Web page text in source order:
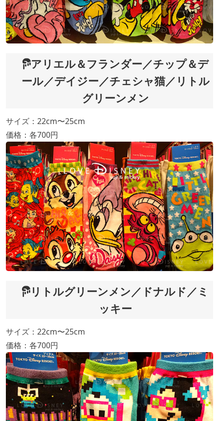
アリエル＆フランダー／チップ＆デ
ール／デイジー／チェシャ猫／リトル
グリーンメン
サイズ：22cm〜25cm
価格：各700円
リトルグリーンメン／ドナルド／ミ
ッキー
サイズ：22cm〜25cm
価格：各700円